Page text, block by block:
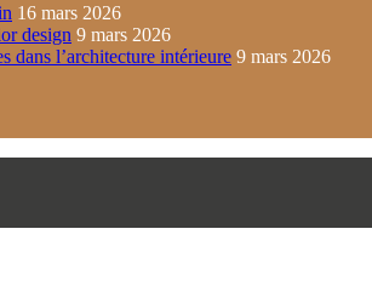
16 mars 2026
design 9 mars 2026
dans l’architecture intérieure 9 mars 2026